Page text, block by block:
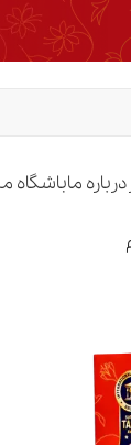
درباره ماباشگاه